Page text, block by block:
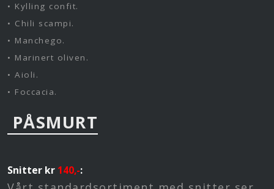
• Kylling confit.
• Chili scampi.
• Manchego.
• Marinert oliven.
• Aioli.
• Foccacia.
PÅSMURT
Snitter kr 140,-: